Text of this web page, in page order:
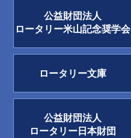
公益財団法人
ロータリー米山記念奨学会
ロータリー文庫
公益財団法人
ロータリー日本財団